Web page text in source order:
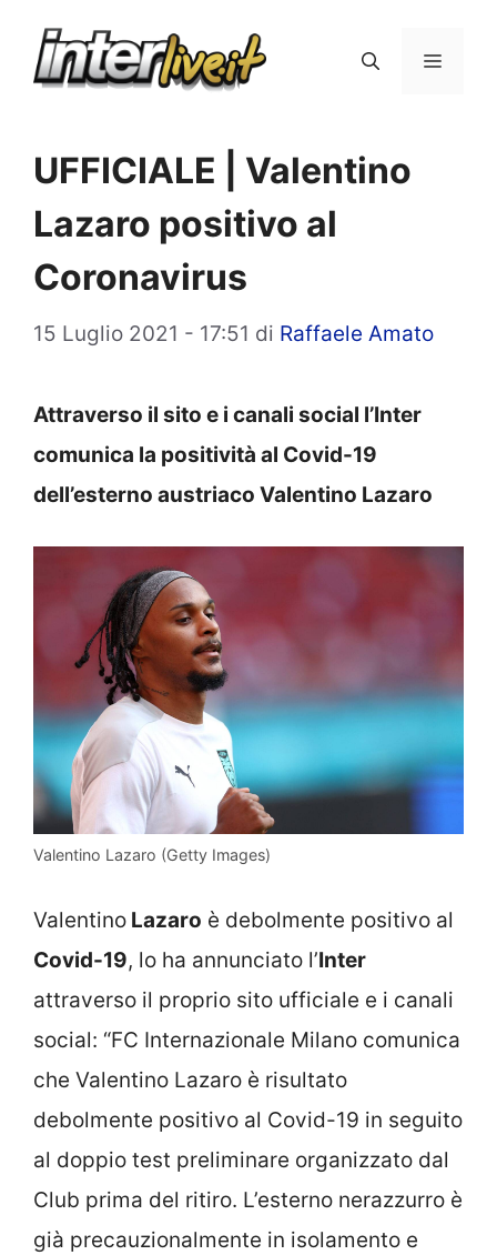
Menu
UFFICIALE | Valentino
Lazaro positivo al
Coronavirus
15 Luglio 2021 - 17:51 di Raffaele Amato
Attraverso il sito e i canali social l’Inter
comunica la positività al Covid-19
dell’esterno austriaco Valentino Lazaro
Valentino Lazaro (Getty Images)
Valentino Lazaro è debolmente positivo al
Covid-19, lo ha annunciato l’Inter
attraverso il proprio sito ufficiale e i canali
social: “FC Internazionale Milano comunica
che Valentino Lazaro è risultato
debolmente positivo al Covid-19 in seguito
al doppio test preliminare organizzato dal
Club prima del ritiro. L’esterno nerazzurro è
già precauzionalmente in isolamento e